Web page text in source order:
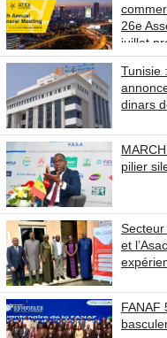
26e
juillet
Tunisie
dinars
pilier
et
FANAF